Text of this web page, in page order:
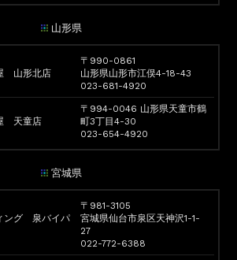
山形県
山形北店
〒990-0861
山形県山形市江俣4-18-43
023-681-4920
天童店
〒994-0046 山形県天童市鶴
町3丁目4-30
023-654-4920
宮城県
ング 泉バイパ
〒981-3105
宮城県仙台市泉区天神沢1-1-
27
022-772-6388